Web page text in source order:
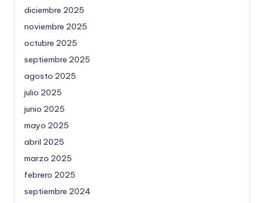
diciembre 2025
noviembre 2025
octubre 2025
septiembre 2025
agosto 2025
julio 2025
junio 2025
mayo 2025
abril 2025
marzo 2025
febrero 2025
septiembre 2024